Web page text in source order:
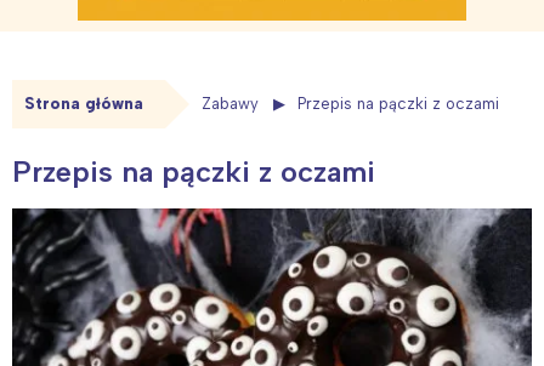
Strona główna Zabawy Przepis na pączki z oczami
Przepis na pączki z oczami